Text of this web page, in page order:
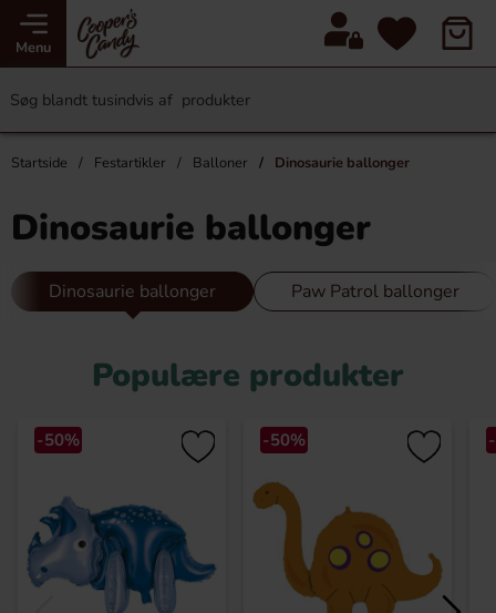
Menu
Startside Festartikler Balloner Dinosaurie ballonger
Dinosaurie ballonger
Dinosaurie ballonger Paw Patrol ballonger
Populære produkter
-50% -50%